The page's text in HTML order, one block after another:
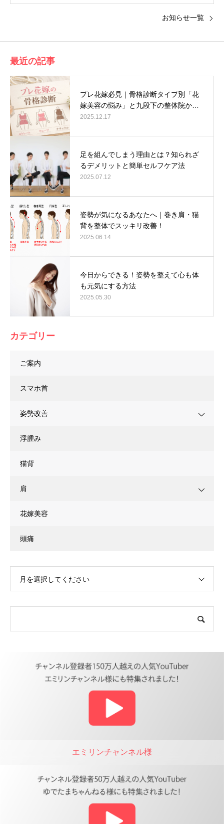
お知らせ一覧
最近の記事
プレ花嫁必見｜骨格診断タイプ別「花
嫁美容の悩み」と九段下の整体院か…
2025.12.17
足を組んでしまう理由とは？知られざ
るデメリットと簡単セルフケア法
2025.07.12
姿勢が気になるあなたへ｜巻き肩・猫
背を整体でスッキリ改善！
2025.06.14
今日からできる！姿勢を整えて心も体
も元気にする方法
2025.05.30
カテゴリー
ご案内
スマホ首
姿勢改善
浮腫み
猫背
肩
花嫁美容
頭痛
月を選択してください
エミリンチャンネル様